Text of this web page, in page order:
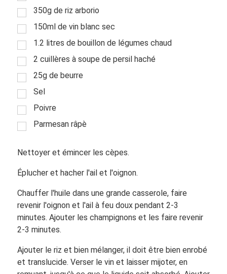
350g de riz arborio
150ml de vin blanc sec
1.2 litres de bouillon de légumes chaud
2 cuillères à soupe de persil haché
25g de beurre
Sel
Poivre
Parmesan râpè
Nettoyer et émincer les cèpes.
Éplucher et hacher l'ail et l'oignon.
Chauffer l'huile dans une grande casserole, faire
revenir l'oignon et l'ail à feu doux pendant 2-3
minutes. Ajouter les champignons et les faire revenir
2-3 minutes.
Ajouter le riz et bien mélanger, il doit être bien enrobé
et translucide. Verser le vin et laisser mijoter, en